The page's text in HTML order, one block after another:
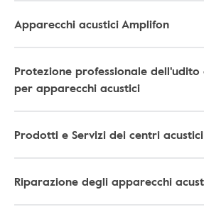
Apparecchi acustici Amplifon
Protezione professionale dell'udito
per apparecchi acustici
Prodotti e Servizi dei centri
Riparazione degli apparecchi